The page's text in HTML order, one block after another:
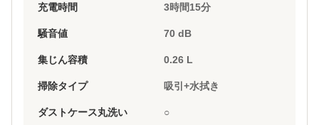
充電時間 3時間15分
騒音値 70 dB
集じん容積 0.26 L
掃除タイプ 吸引+水拭き
ダストケース丸洗い ○